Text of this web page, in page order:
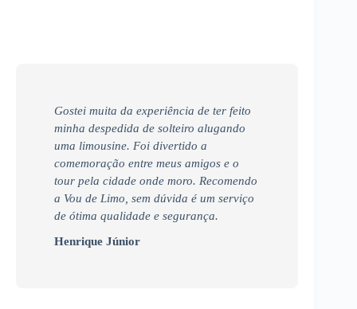
Gostei muita da experiência de ter feito
minha despedida de solteiro alugando
uma limousine. Foi divertido a
comemoração entre meus amigos e o
tour pela cidade onde moro. Recomendo
a Vou de Limo, sem dúvida é um serviço
de ótima qualidade e segurança.
Henrique Júnior